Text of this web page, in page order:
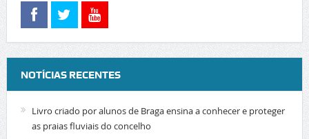
NOTÍCIAS RECENTES
Livro criado por alunos de Braga ensina a conhecer e proteger
as praias fluviais do concelho